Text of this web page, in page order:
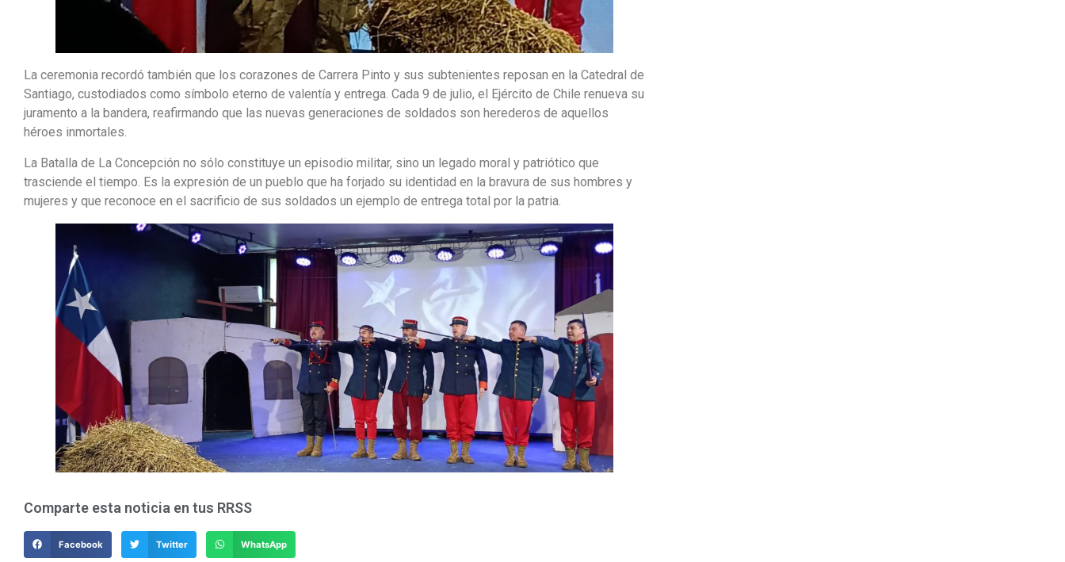
La ceremonia recordó también que los corazones de Carrera Pinto y sus subtenientes reposan en la Catedral de
Santiago, custodiados como símbolo eterno de valentía y entrega. Cada 9 de julio, el Ejército de Chile renueva su
juramento a la bandera, reafirmando que las nuevas generaciones de soldados son herederos de aquellos
héroes inmortales.
La Batalla de La Concepción no sólo constituye un episodio militar, sino un legado moral y patriótico que
trasciende el tiempo. Es la expresión de un pueblo que ha forjado su identidad en la bravura de sus hombres y
mujeres y que reconoce en el sacrificio de sus soldados un ejemplo de entrega total por la patria.
Comparte esta noticia en tus RRSS
Facebook Twitter WhatsApp